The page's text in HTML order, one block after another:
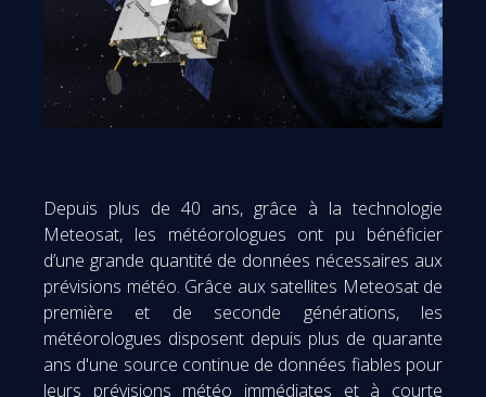
Depuis plus de 40 ans, grâce à la technologie
Meteosat, les météorologues ont pu bénéficier
d’une grande quantité de données nécessaires aux
prévisions météo. Grâce aux satellites Meteosat de
première et de seconde générations, les
météorologues disposent depuis plus de quarante
ans d'une source continue de données fiables pour
leurs prévisions météo immédiates et à courte